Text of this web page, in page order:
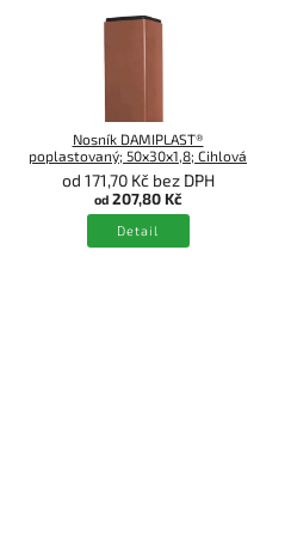
Nosník DAMIPLAST®
poplastovaný; 50x30x1,8; Cihlová
od 171,70 Kč bez DPH
od207,80 Kč
Detail